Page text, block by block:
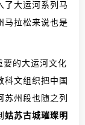
了大运河系列马
马拉松来说也是
要的大运河文化
科文组织把中国
州段也随之列
姑苏古城璀璨明